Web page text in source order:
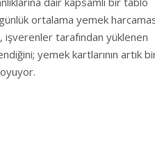
ortalama yemek
işverenler tarafından yüklenen
yemek kartlarının artık